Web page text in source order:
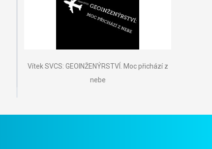
Vítek SVCS: GEOINŽENÝRSTVÍ. Moc přichází z
nebe